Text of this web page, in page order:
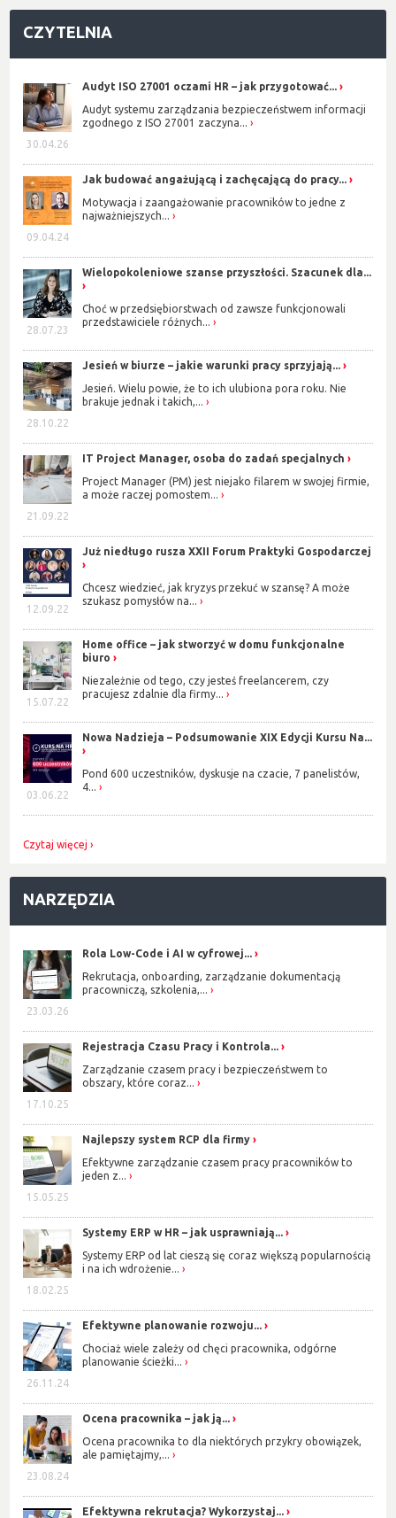
CZYTELNIA
30.04.26
Audyt ISO 27001 oczami HR – jak przygotować...
Audyt systemu zarządzania bezpieczeństwem informacji
zgodnego z ISO 27001 zaczyna...
09.04.24
Jak budować angażującą i zachęcającą do pracy...
Motywacja i zaangażowanie pracowników to jedne z
najważniejszych...
28.07.23
Wielopokoleniowe szanse przyszłości. Szacunek dla...
Choć w przedsiębiorstwach od zawsze funkcjonowali
przedstawiciele różnych...
28.10.22
Jesień w biurze – jakie warunki pracy sprzyjają...
Jesień. Wielu powie, że to ich ulubiona pora roku. Nie
brakuje jednak i takich,...
21.09.22
IT Project Manager, osoba do zadań specjalnych
Project Manager (PM) jest niejako filarem w swojej firmie,
a może raczej pomostem...
12.09.22
Już niedługo rusza XXII Forum Praktyki Gospodarczej
Chcesz wiedzieć, jak kryzys przekuć w szansę? A może
szukasz pomysłów na...
15.07.22
Home office – jak stworzyć w domu funkcjonalne
biuro
Niezależnie od tego, czy jesteś freelancerem, czy
pracujesz zdalnie dla firmy...
03.06.22
Nowa Nadzieja – Podsumowanie XIX Edycji Kursu Na...
Pond 600 uczestników, dyskusje na czacie, 7 panelistów,
4...
Czytaj więcej
NARZĘDZIA
23.03.26
Rola Low-Code i AI w cyfrowej...
Rekrutacja, onboarding, zarządzanie dokumentacją
pracowniczą, szkolenia,...
17.10.25
Rejestracja Czasu Pracy i Kontrola...
Zarządzanie czasem pracy i bezpieczeństwem to
obszary, które coraz...
15.05.25
Najlepszy system RCP dla firmy
Efektywne zarządzanie czasem pracy pracowników to
jeden z...
18.02.25
Systemy ERP w HR – jak usprawniają...
Systemy ERP od lat cieszą się coraz większą popularnością
i na ich wdrożenie...
26.11.24
Efektywne planowanie rozwoju...
Chociaż wiele zależy od chęci pracownika, odgórne
planowanie ścieżki...
23.08.24
Ocena pracownika – jak ją...
Ocena pracownika to dla niektórych przykry obowiązek,
ale pamiętajmy,...
Efektywna rekrutacja? Wykorzystaj...